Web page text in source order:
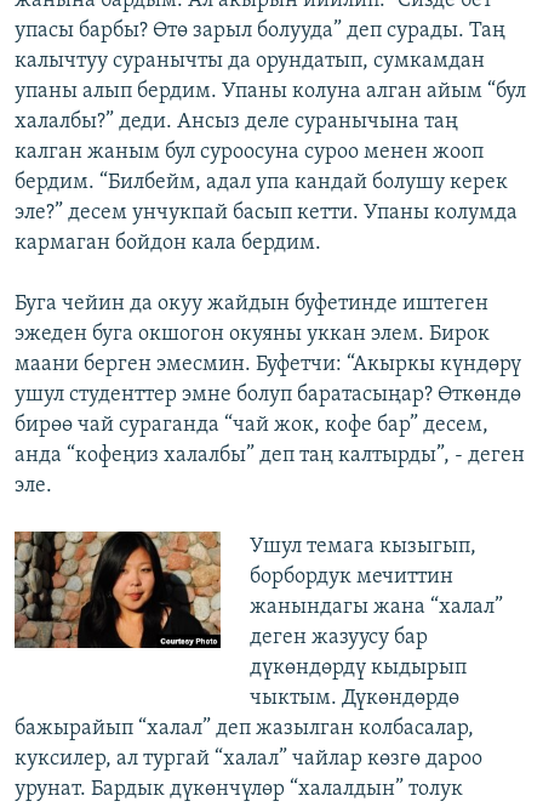
упасы барбы? Өтө зарыл болууда” деп сурады. Таң
калычтуу суранычты да орундатып, сумкамдан
упаны алып бердим. Упаны колуна алган айым “бул
халалбы?” деди. Ансыз деле суранычына таң
калган жаным бул суроосуна суроо менен жооп
бердим. “Билбейм, адал упа кандай болушу керек
эле?” десем унчукпай басып кетти. Упаны колумда
кармаган бойдон кала бердим.
Буга чейин да окуу жайдын буфетинде иштеген
эжеден буга окшогон окуяны уккан элем. Бирок
маани берген эмесмин. Буфетчи: “Акыркы күндөрү
ушул студенттер эмне болуп баратасыңар? Өткөндө
бирөө чай сураганда “чай жок, кофе бар” десем,
анда “кофеңиз халалбы” деп таң калтырды”, - деген
эле.
Ушул темага кызыгып,
борбордук мечиттин
жанындагы жана “халал”
деген жазуусу бар
дүкөндөрдү кыдырып
чыктым. Дүкөндөрдө
бажырайып “халал” деп жазылган колбасалар,
куксилер, ал тургай “халал” чайлар көзгө дароо
урунат. Бардык дүкөнчүлөр “халалдын” толук